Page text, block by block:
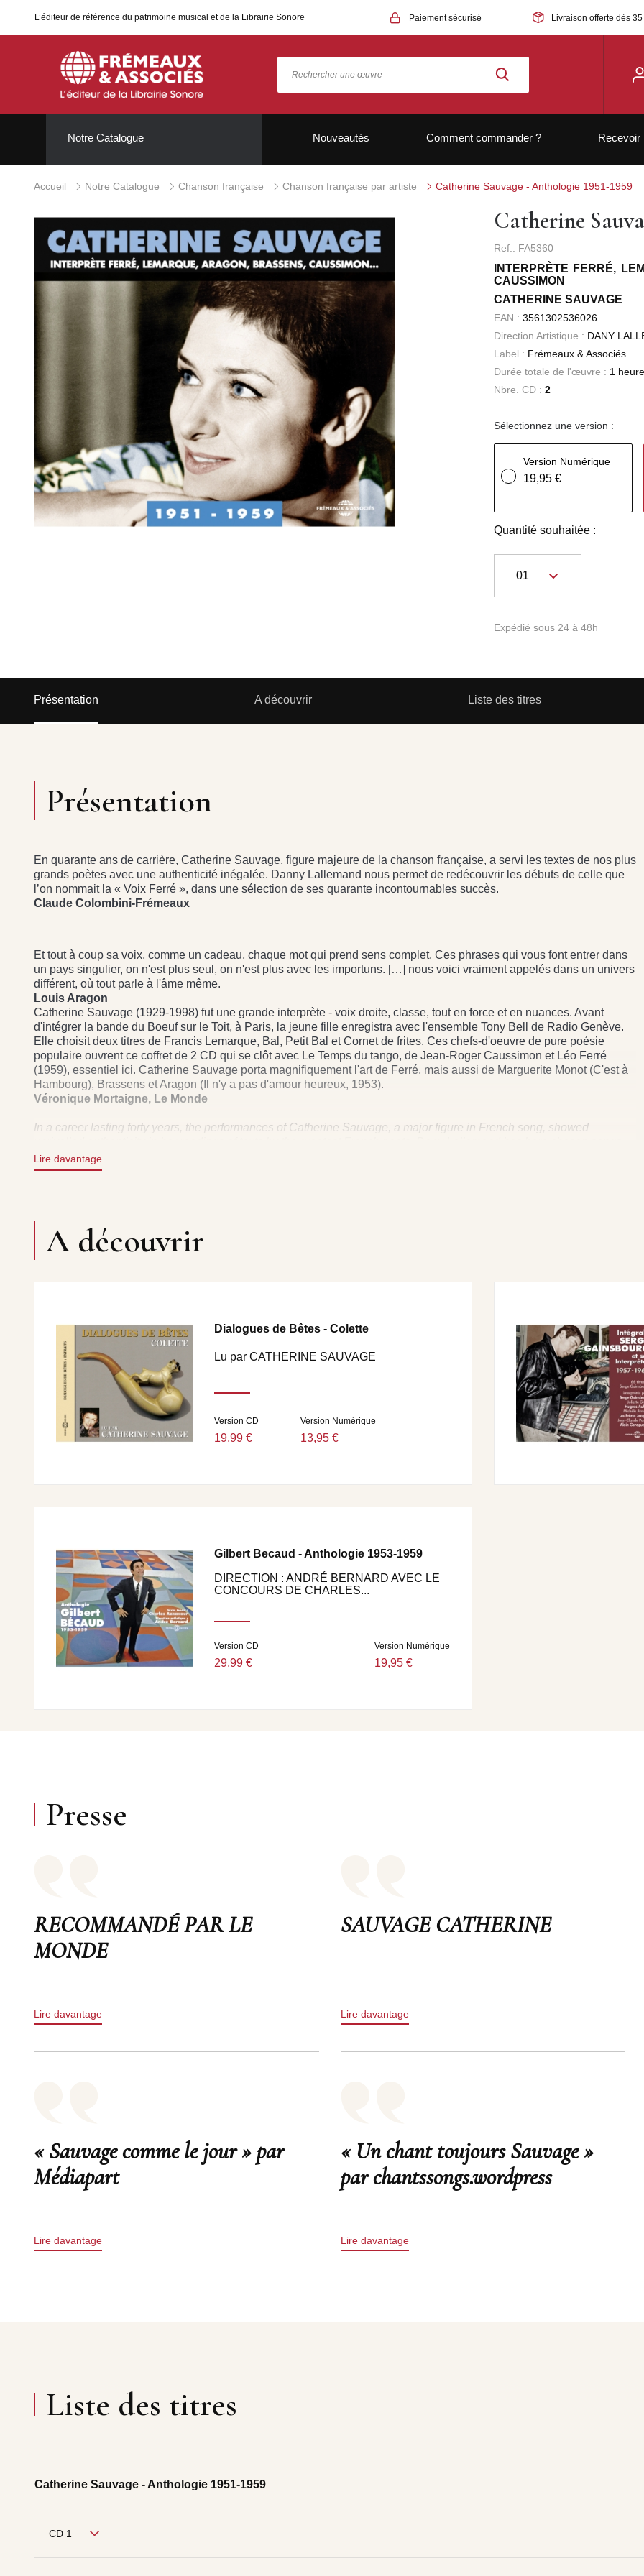
L’éditeur de référence du patrimoine musical et de la Librairie Sonore Paiement sécurisé Livraison offerte dès
Notre Catalogue Nouveautés Comment commander ? Recevoir
Accueil Notre Catalogue Chanson française Chanson française par artiste Catherine Sauvage - Anthologie 1951-1959
Catherine
Ref.: FA5360
INTERPRÈTE FERRÉ,
CAUSSIMON
CATHERINE SAUVAGE
EAN : 3561302536026
Direction Artistique : DANY
Label : Frémeaux & Associés
Durée totale de l'œuvre : 1
Nbre. CD : 2
Sélectionnez une version :
Version Numérique
19,95 €
Quantité souhaitée :
Expédié sous 24 à 48h
Présentation A découvrir Liste des titres
Présentation
En quarante ans de carrière, Catherine Sauvage, figure majeure de la chanson française, a servi les textes de nos plus
grands poètes avec une authenticité inégalée. Danny Lallemand nous permet de redécouvrir les débuts de celle que
l’on nommait la « Voix Ferré », dans une sélection de ses quarante incontournables succès.
Claude Colombini-Frémeaux
Et tout à coup sa voix, comme un cadeau, chaque mot qui prend sens complet. Ces phrases qui vous font entrer dans
un pays singulier, on n'est plus seul, on n'est plus avec les importuns. […] nous voici vraiment appelés dans un univers
différent, où tout parle à l'âme même.
Louis Aragon
Catherine Sauvage (1929-1998) fut une grande interprète - voix droite, classe, tout en force et en nuances. Avant
d'intégrer la bande du Boeuf sur le Toit, à Paris, la jeune fille enregistra avec l'ensemble Tony Bell de Radio Genève.
Elle choisit deux titres de Francis Lemarque, Bal, Petit Bal et Cornet de frites. Ces chefs-d'oeuvre de pure poésie
populaire ouvrent ce coffret de 2 CD qui se clôt avec Le Temps du tango, de Jean-Roger Caussimon et Léo Ferré
(1959), essentiel ici. Catherine Sauvage porta magnifiquement l'art de Ferré, mais aussi de Marguerite Monot (C'est à
Hambourg), Brassens et Aragon (Il n'y a pas d'amour heureux, 1953).
Véronique Mortaigne, Le Monde
In a career lasting forty years, the performances of Catherine Sauvage, a major figure in French song, showed
from the early career of the singer they called “La Voix Ferré”, and all of these were unavoidable hits. According to the
great poet and essayist Louis Aragon, Catherine Sauvage was: “Suddenly, a voice, like a gift, with each word taking on
DROITS : FREMEAUX & ASSOCIES
CD1
CLOUS (DU FILM “L’ESCLAVE”), 1953 • 11. PARIS-CANAILLE (1953) • 12. TOI QUI DISAIS, QUI DISAIS, QUI
DISAIS…, 1953 • 13. IL N’Y A PAS D’AMOUR HEUREUX, 1953 • 14. LE SOUDARD (MON AMI, MON AMI), 1953 • 15.
L’HOMME, 1954 • 16. MON P’TIT VOYOU, 1954 • 17. LES AMOUREUX DU HAVRE, 1954 • 18. VARIATIONS POUR
UNE TROMPETTE DE CAVALERIE, 1954 • 19. JOHNNY, TU N’ES PAS UN ANGE, 1954 • 20. LE PIANO DU
PAUVRE, 1954.
ORCHESTRE MICHEL LEGRAND : 1. METS DEUX THUNES DANS L’BASTRINGUE, 1954 • 2. GRAINE
Lire davantage
A découvrir
Dialogues de Bêtes - Colette
Lu par CATHERINE SAUVAGE
Version CD
19,99 €
Version Numérique
13,95 €
Gilbert Becaud - Anthologie 1953-1959
DIRECTION : ANDRÉ BERNARD AVEC LE
CONCOURS DE CHARLES...
Version CD
29,99 €
Version Numérique
19,95 €
Presse
RECOMMANDÉ PAR LE
MONDE
Lire davantage
SAUVAGE CATHERINE
Lire davantage
« Sauvage comme le jour » par
Médiapart
Lire davantage
« Un chant toujours Sauvage »
par chantssongs.wordpress
Lire davantage
Liste des titres
Catherine Sauvage - Anthologie 1951-1959
CD 1